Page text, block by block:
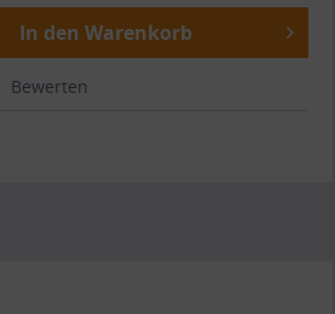
In den Warenkorb
Bewerten